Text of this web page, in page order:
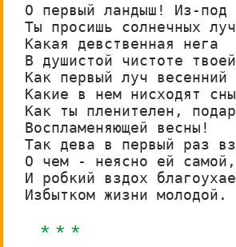
О первый ландыш! Из-под
Ты просишь солнечных
Какая девственная нега
В душистой чистоте
Как первый луч весенний
Какие в нем нисходят
Как ты пленителен,
Воспламеняющей весны!
Так дева в первый раз
О чем - неясно ей
И робкий вздох
Избытком жизни молодой.
* * *